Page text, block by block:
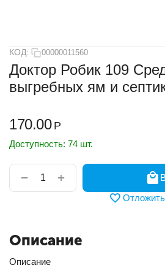
КОД: 00000011560
Доктор Робик 109
выгребных ям и
170.00 Р
Доступность: 74 шт.
+
−
Отложить
Описание
Описание